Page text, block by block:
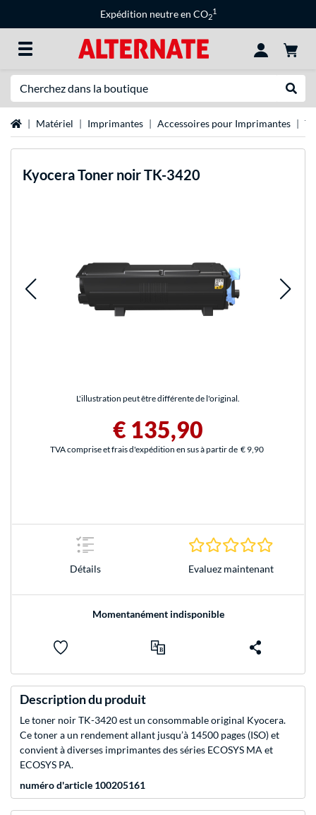
Expédition neutre en CO2
1
Page d'accueil
Matériel Imprimantes Accessoires pour Imprimantes
KyoceraToner noir TK-3420
L'illustration peut être différente de l'original.
€ 135,90
TVA comprise et frais d'expédition en sus à partir de € 9,90
Détails Evaluez maintenant
Momentanément indisponible
Description du produit
Le toner noir TK-3420 est un consommable original Kyocera.
Ce toner a un rendement allant jusqu’à 14500 pages (ISO) et
convient à diverses imprimantes des séries ECOSYS MA et
ECOSYS PA.
numéro d'article 100205161